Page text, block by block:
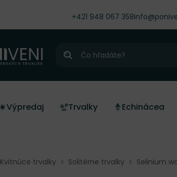
+421 948 067 358
Hľadať
Výpredaj Trvalky Echinácea
Kvitnúce trvalky Solitérne trvalky Selinium